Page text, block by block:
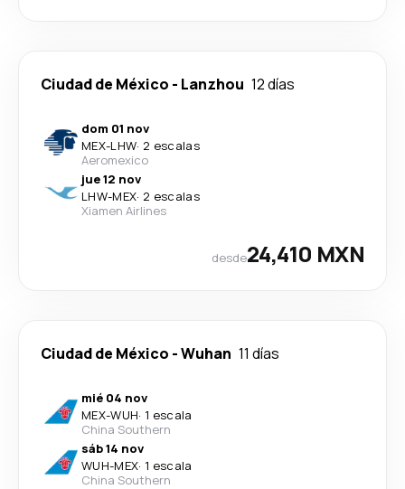
Ciudad de México - Lanzhou 12 días
dom 01 nov
MEX-LHW· 2 escalas
Aeromexico
jue 12 nov
LHW-MEX· 2 escalas
Xiamen Airlines
desde24,410 MXN
Ciudad de México -Wuhan 11 días
mié 04 nov
MEX-WUH· 1 escala
China Southern
sáb 14 nov
WUH-MEX· 1 escala
China Southern